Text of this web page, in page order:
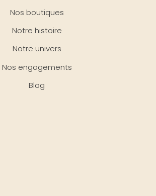
Nos boutiques
Notre histoire
Notre univers
Nos engagements
Blog